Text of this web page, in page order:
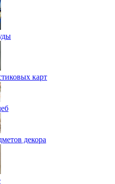
карт
декора